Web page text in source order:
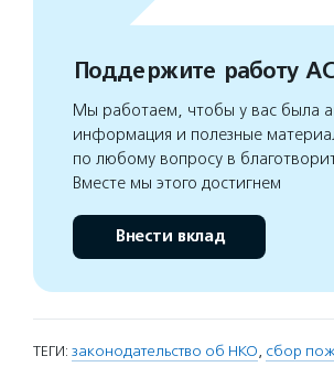
Поддержите работу
Мы работаем, чтобы у вас была
информация и полезные
по любому вопросу в
Вместе мы этого достигнем
Внести вклад
ТЕГИ: законодательство об НКО, сбор